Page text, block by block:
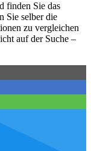
finden Sie das
Sie selber die
zu vergleichen
auf der Suche –